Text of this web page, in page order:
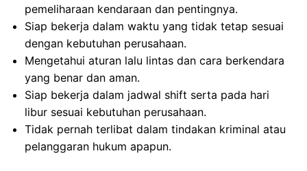
pemeliharaan kendaraan dan pentingnya.
Siap bekerja dalam waktu yang tidak tetap sesuai
dengan kebutuhan perusahaan.
Mengetahui aturan lalu lintas dan cara berkendara
yang benar dan aman.
Siap bekerja dalam jadwal shift serta pada hari
libur sesuai kebutuhan perusahaan.
Tidak pernah terlibat dalam tindakan kriminal atau
pelanggaran hukum apapun.